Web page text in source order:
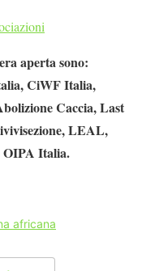
aperta sono:
CiWF Italia,
Caccia, Last
LEAL,
Italia.
africana